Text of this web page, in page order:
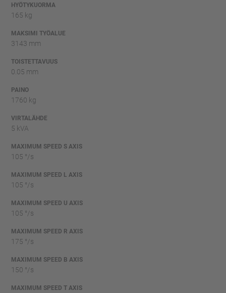
HYÖTYKUORMA
165 kg
MAKSIMI TYÖALUE
3143 mm
TOISTETTAVUUS
0.05 mm
PAINO
1760 kg
VIRTALÄHDE
5 kVA
MAXIMUM SPEED S AXIS
105 °/s
MAXIMUM SPEED L AXIS
105 °/s
MAXIMUM SPEED U AXIS
105 °/s
MAXIMUM SPEED R AXIS
175 °/s
MAXIMUM SPEED B AXIS
150 °/s
MAXIMUM SPEED T AXIS